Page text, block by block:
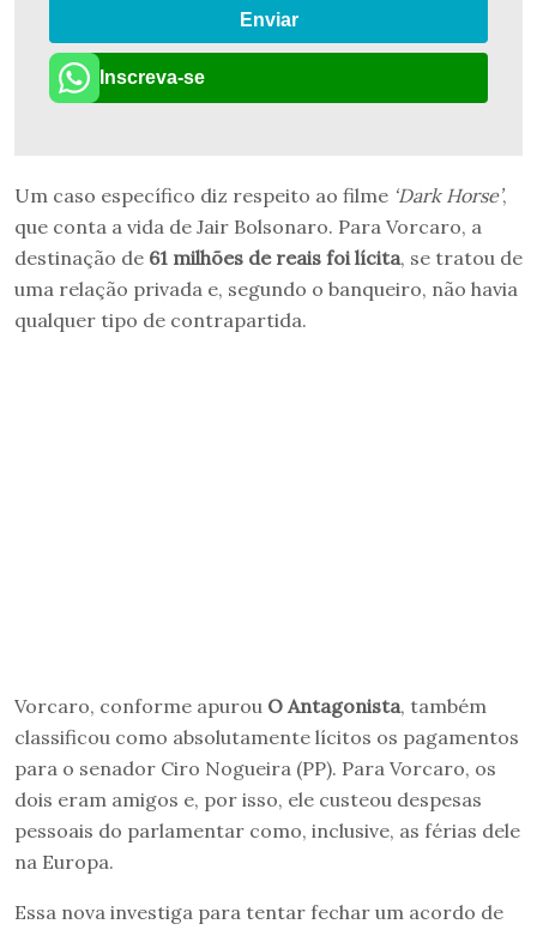
Enviar
Inscreva-se
Um caso específico diz respeito ao filme ‘Dark Horse’,
que conta a vida de Jair Bolsonaro. Para Vorcaro, a
destinação de 61 milhões de reais foi lícita, se tratou de
uma relação privada e, segundo o banqueiro, não havia
qualquer tipo de contrapartida.
Vorcaro, conforme apurou O Antagonista, também
classificou como absolutamente lícitos os pagamentos
para o senador Ciro Nogueira (PP). Para Vorcaro, os
dois eram amigos e, por isso, ele custeou despesas
pessoais do parlamentar como, inclusive, as férias dele
na Europa.
Essa nova investiga para tentar fechar um acordo de